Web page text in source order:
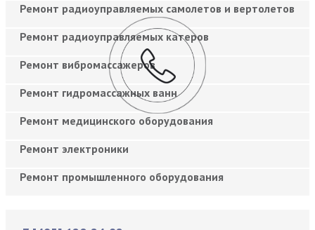
Ремонт радиоуправляемых самолетов и вертолетов
Ремонт радиоуправляемых катеров
Ремонт вибромассажеров
Ремонт гидромассажных ванн
Ремонт медицинского оборудования
Ремонт электроники
Ремонт промышленного оборудования